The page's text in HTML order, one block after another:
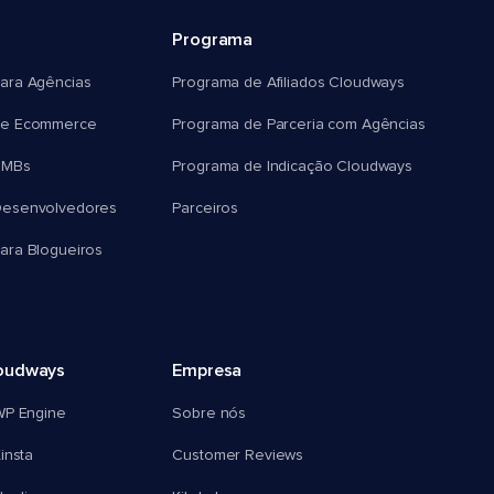
Agências
Ecommerce
Blogueiros
Programa
Programa de Afiliados Cloudways
Programa de Parceria com Agências
Programa de Indicação Cloudways
Parceiros
Engine
Empresa
Sobre nós
Customer Reviews